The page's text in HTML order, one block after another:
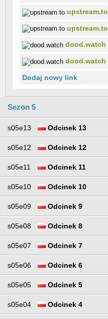
upstream.to
upstream.to
dood.watch
dood.watch
Dodaj nowy link
Sezon 5
s05e13 Odcinek 13
s05e12 Odcinek 12
s05e11 Odcinek 11
s05e10 Odcinek 10
s05e09 Odcinek 9
s05e08 Odcinek 8
s05e07 Odcinek 7
s05e06 Odcinek 6
s05e05 Odcinek 5
s05e04 Odcinek 4